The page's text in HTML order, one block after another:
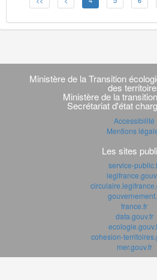
Navigation
transverse
Ministère de la Transition
des
Ministère de la
Secrétariat d'état
Accessibilité
Mentions
Les sites
service-
france.fr
data.gouv.fr
cohesion-
mer.gouv.fr